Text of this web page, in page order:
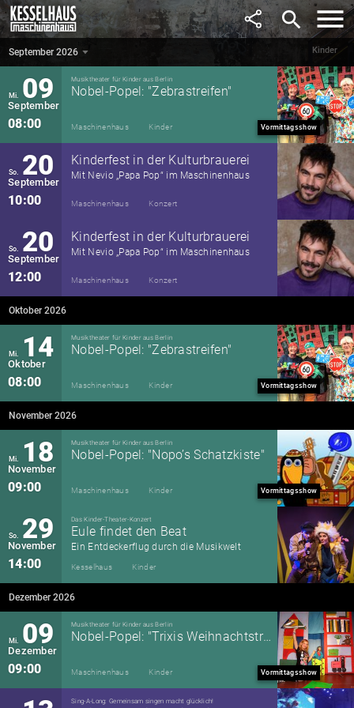
search
Kinder
September 2026
Mi. 09
September
08:00
Musiktheater für Kinder aus Berlin
Nobel-Popel: "Zebrastreifen"
Maschinenhaus Kinder Vormittagsshow
So. 20
September
10:00
Kinderfest in der Kulturbrauerei
Mit Nevio „Papa Pop“ im Maschinenhaus
Maschinenhaus Konzert
So. 20
September
12:00
Kinderfest in der Kulturbrauerei
Mit Nevio „Papa Pop“ im Maschinenhaus
Maschinenhaus Konzert
Oktober 2026
Mi. 14
Oktober
08:00
Musiktheater für Kinder aus Berlin
Nobel-Popel: "Zebrastreifen"
Maschinenhaus Kinder Vormittagsshow
November 2026
Mi. 18
November
09:00
Musiktheater für Kinder aus Berlin
Nobel-Popel: "Nopo’s Schatzkiste"
Maschinenhaus Kinder Vormittagsshow
So. 29
November
14:00
Das Kinder-Theater-Konzert
Eule findet den Beat
Ein Entdeckerflug durch die Musikwelt
Kesselhaus Kinder
Dezember 2026
Mi. 09
Dezember
09:00
Musiktheater für Kinder aus Berlin
Nobel-Popel: "Trixis Weihnachtstraum – eine Zauberwaldgeschichte"
Maschinenhaus Kinder Vormittagsshow
Sing-A-Long: Gemeinsam singen macht glücklich!
September 2026 ▼